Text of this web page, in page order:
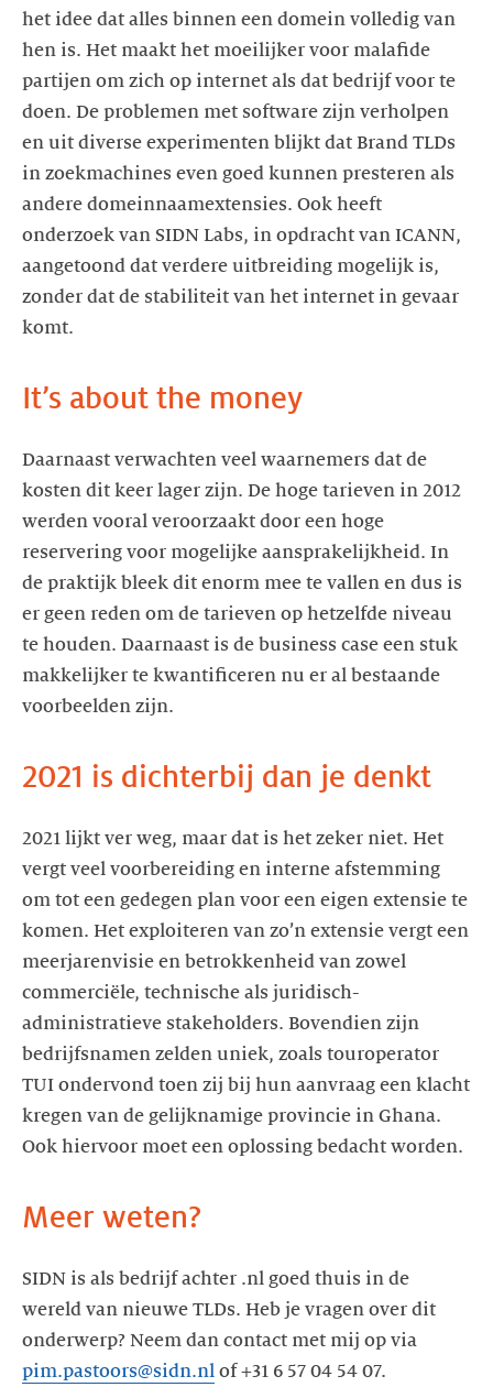
het idee dat alles binnen een domein volledig van
hen is. Het maakt het moeilijker voor malafide
partijen om zich op internet als dat bedrijf voor te
doen. De problemen met software zijn verholpen
en uit diverse experimenten blijkt dat Brand TLDs
in zoekmachines even goed kunnen presteren als
andere domeinnaamextensies. Ook heeft
onderzoek van SIDN Labs, in opdracht van ICANN,
aangetoond dat verdere uitbreiding mogelijk is,
zonder dat de stabiliteit van het internet in gevaar
komt.
It’s about the money
Daarnaast verwachten veel waarnemers dat de
kosten dit keer lager zijn. De hoge tarieven in 2012
werden vooral veroorzaakt door een hoge
reservering voor mogelijke aansprakelijkheid. In
de praktijk bleek dit enorm mee te vallen en dus is
er geen reden om de tarieven op hetzelfde niveau
te houden. Daarnaast is de business case een stuk
makkelijker te kwantificeren nu er al bestaande
voorbeelden zijn.
2021 is dichterbij dan je denkt
2021 lijkt ver weg, maar dat is het zeker niet. Het
vergt veel voorbereiding en interne afstemming
om tot een gedegen plan voor een eigen extensie te
komen. Het exploiteren van zo’n extensie vergt een
meerjarenvisie en betrokkenheid van zowel
commerciële, technische als juridisch-
administratieve stakeholders. Bovendien zijn
bedrijfsnamen zelden uniek, zoals touroperator
TUI ondervond toen zij bij hun aanvraag een klacht
kregen van de gelijknamige provincie in Ghana.
Ook hiervoor moet een oplossing bedacht worden.
Meer weten?
SIDN is als bedrijf achter .nl goed thuis in de
wereld van nieuwe TLDs. Heb je vragen over dit
onderwerp? Neem dan contact met mij op via
pim.pastoors@sidn.nl of +31 6 57 04 54 07.